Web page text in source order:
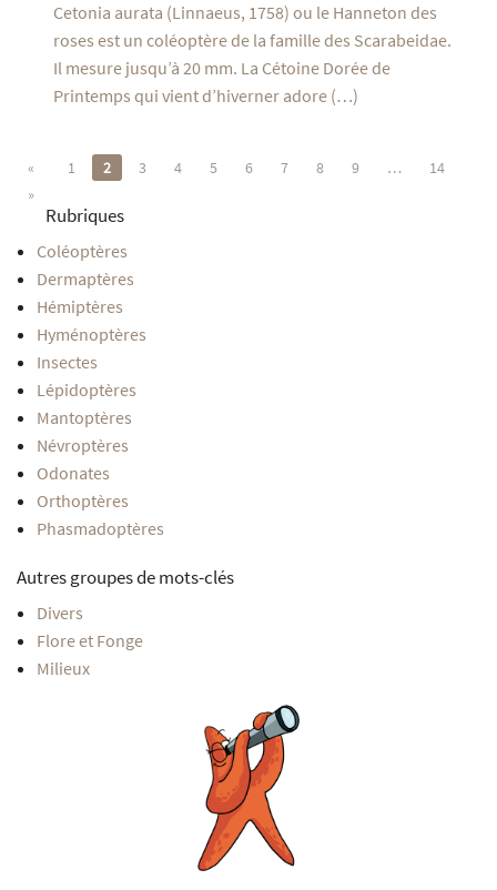
Cetonia aurata (Linnaeus, 1758) ou le Hanneton des
roses est un coléoptère de la famille des Scarabeidae.
Il mesure jusqu’à 20 mm. La Cétoine Dorée de
Printemps qui vient d’hiverner adore (…)
« 1 2 3 4 5 6 7 8 9 …
14
»
Rubriques
Coléoptères
Dermaptères
Hémiptères
Hyménoptères
Insectes
Lépidoptères
Mantoptères
Névroptères
Odonates
Orthoptères
Phasmadoptères
Autres groupes de mots-clés
Divers
Flore et Fonge
Milieux